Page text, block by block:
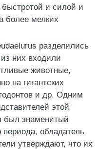
и силой и
более мелких
разделились
них входили
животные,
на гигантских
и др. Одним
этой
был знаменитый
периода, обладатель
утверждают, что их